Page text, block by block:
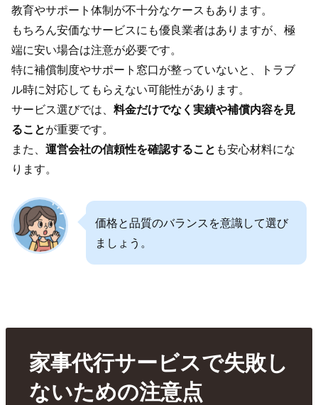
教育やサポート体制が不十分なケースもあります。
もちろん安価なサービスにも優良業者はありますが、極
端に安い場合は注意が必要です。
特に補償制度やサポート窓口が整っていないと、トラブ
ル時に対応してもらえない可能性があります。
サービス選びでは、料金だけでなく実績や補償内容を見
ることが重要です。
また、運営会社の信頼性を確認すること も安心材料にな
ります。
価格と品質のバランスを意識して選び
ましょう。
家事代行サービスで失敗し
ないための注意点